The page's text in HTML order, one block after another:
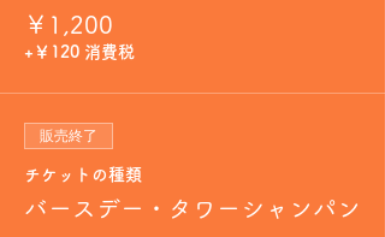
￥1,200
+￥120 消費税
販売終了
チケットの種類
バースデー・タワーシャンパン